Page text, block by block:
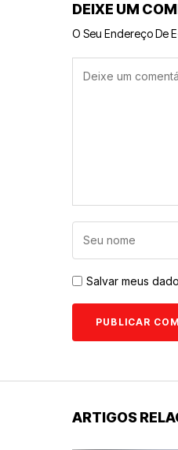
DEIXE UM
O Seu Endereço De
Salvar meus
ARTIGOS